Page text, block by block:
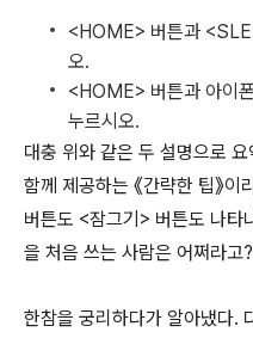
<HOME> 버튼과
오.
<HOME> 버튼과 아이
누르시오.
대충 위와 같은 두 설명으로
함께 제공하는 《간략한 팁》
버튼도 <잠그기> 버튼도 나타
을 처음 쓰는 사람은 어쩌라고
한참을 궁리하다가 알아냈다.